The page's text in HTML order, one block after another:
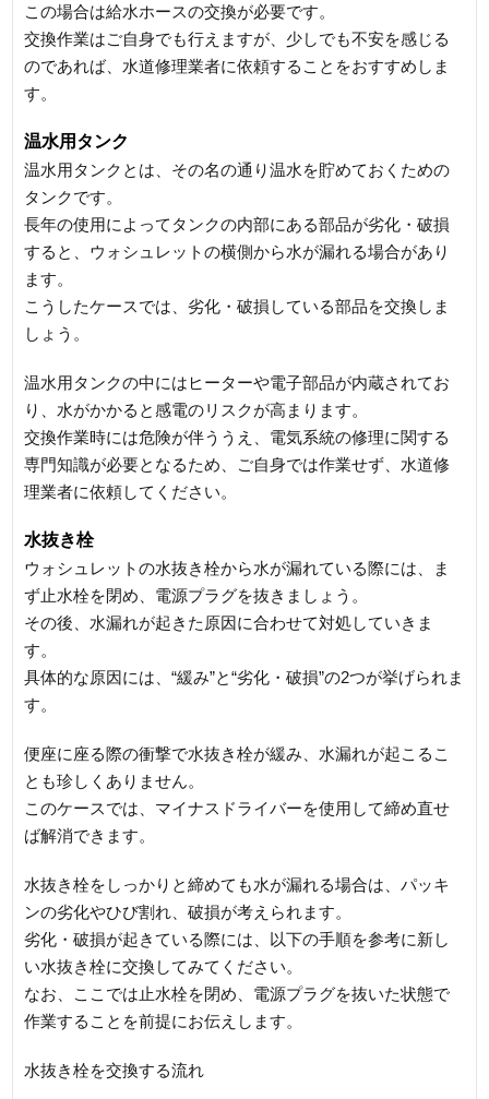
この場合は給水ホースの交換が必要です。
交換作業はご自身でも行えますが、少しでも不安を感じる
のであれば、水道修理業者に依頼することをおすすめしま
す。
温水用タンク
温水用タンクとは、その名の通り温水を貯めておくための
タンクです。
長年の使用によってタンクの内部にある部品が劣化・破損
すると、ウォシュレットの横側から水が漏れる場合があり
ます。
こうしたケースでは、劣化・破損している部品を交換しま
しょう。
温水用タンクの中にはヒーターや電子部品が内蔵されてお
り、水がかかると感電のリスクが高まります。
交換作業時には危険が伴ううえ、電気系統の修理に関する
専門知識が必要となるため、ご自身では作業せず、水道修
理業者に依頼してください。
水抜き栓
ウォシュレットの水抜き栓から水が漏れている際には、ま
ず止水栓を閉め、電源プラグを抜きましょう。
その後、水漏れが起きた原因に合わせて対処していきま
す。
具体的な原因には、“緩み”と“劣化・破損”の2つが挙げられま
す。
便座に座る際の衝撃で水抜き栓が緩み、水漏れが起こるこ
とも珍しくありません。
このケースでは、マイナスドライバーを使用して締め直せ
ば解消できます。
水抜き栓をしっかりと締めても水が漏れる場合は、パッキ
ンの劣化やひび割れ、破損が考えられます。
劣化・破損が起きている際には、以下の手順を参考に新し
い水抜き栓に交換してみてください。
なお、ここでは止水栓を閉め、電源プラグを抜いた状態で
作業することを前提にお伝えします。
水抜き栓を交換する流れ